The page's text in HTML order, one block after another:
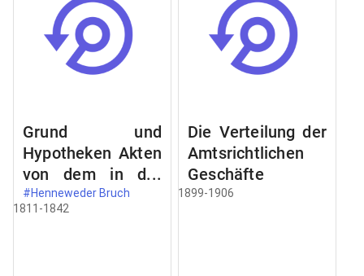
Grund und
Hypotheken Akten
von dem in der
Wildenowsche
Forst belegenen
#Henneweder Bruch
1811-1842
Die Verteilung der
Amtsrichtlichen
Geschäfte
1899-1906